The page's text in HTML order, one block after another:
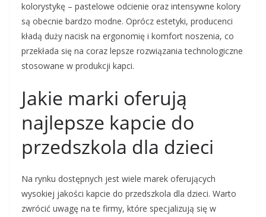
kolorystykę – pastelowe odcienie oraz intensywne kolory
są obecnie bardzo modne. Oprócz estetyki, producenci
kładą duży nacisk na ergonomię i komfort noszenia, co
przekłada się na coraz lepsze rozwiązania technologiczne
stosowane w produkcji kapci.
Jakie marki oferują
najlepsze kapcie do
przedszkola dla dzieci
Na rynku dostępnych jest wiele marek oferujących
wysokiej jakości kapcie do przedszkola dla dzieci. Warto
zwrócić uwagę na te firmy, które specjalizują się w